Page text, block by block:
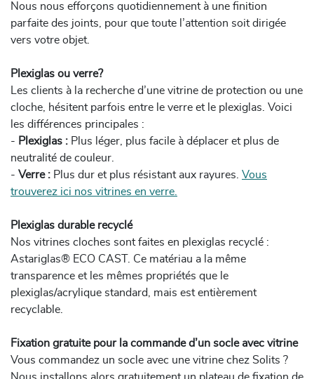
Nous nous efforçons quotidiennement à une finition
parfaite des joints, pour que toute l’attention soit dirigée
vers votre objet.
Plexiglas ou verre?
Les clients à la recherche d’une vitrine de protection ou une
cloche, hésitent parfois entre le verre et le plexiglas. Voici
les différences principales :
- Plexiglas : Plus léger, plus facile à déplacer et plus de
neutralité de couleur.
- Verre : Plus dur et plus résistant aux rayures. Vous
trouverez ici nos vitrines en verre.
Plexiglas durable recyclé
Nos vitrines cloches sont faites en plexiglas recyclé :
Astariglas® ECO CAST. Ce matériau a la même
transparence et les mêmes propriétés que le
plexiglas/acrylique standard, mais est entièrement
recyclable.
Fixation gratuite pour la commande d’un socle avec vitrine
Vous commandez un socle avec une vitrine chez Solits ?